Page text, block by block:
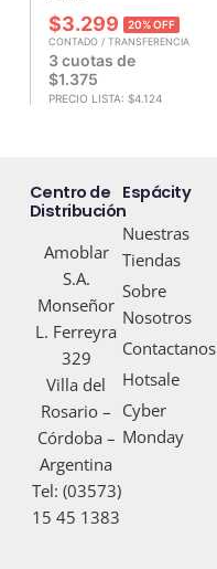
$3.299 20% OFF
CONTADO / TRANSFERENCIA
3 cuotas de
$1.375
PRECIO LISTA: $4.124
Centro de
Distribución
Amoblar
S.A.
Monseñor
L. Ferreyra
329
Villa del
Rosario –
Córdoba –
Argentina
Tel: (03573)
15 45 1383
Espácity
Nuestras
Tiendas
Sobre
Nosotros
Contactanos
Hotsale
Cyber
Monday